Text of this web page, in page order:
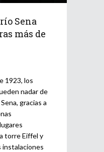
Sena
más de
1923, los
nadar de
gracias a
torre Eiffel y
instalaciones